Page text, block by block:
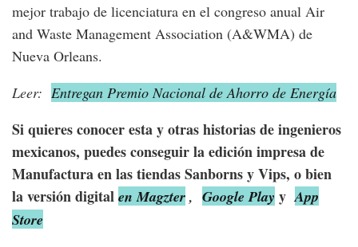
mejor trabajo de licenciatura en el congreso anual Air
and Waste Management Association (A&WMA) de
Nueva Orleans.
Leer: Entregan Premio Nacional de Ahorro de Energía
Si quieres conocer esta y otras historias de ingenieros
mexicanos, puedes conseguir la edición impresa de
Manufactura en las tiendas Sanborns y Vips, o bien
la versión digital en Magzter , Google Play y App
Store